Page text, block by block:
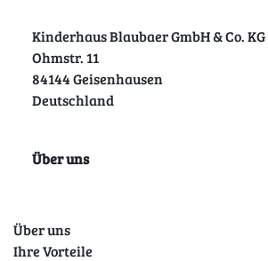
Kinderhaus Blaubaer GmbH & Co. KG
Ohmstr. 11
84144 Geisenhausen
Deutschland
Über uns
Über uns
Ihre Vorteile